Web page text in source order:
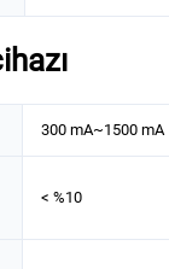
300 mA~1500 mA
< %10